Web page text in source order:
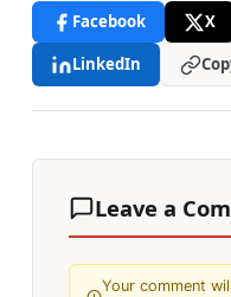
Facebook
X
LinkedIn
Leave a
Your comment